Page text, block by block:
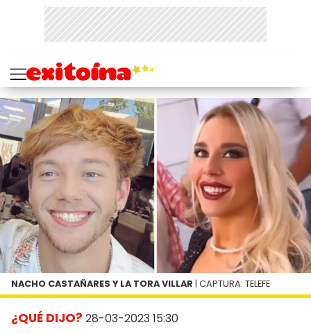
¿QUÉ DIJO? 28-03-2023 15:30
NACHO CASTAÑARES Y LA TORA VILLAR | CAPTURA: TELEFE